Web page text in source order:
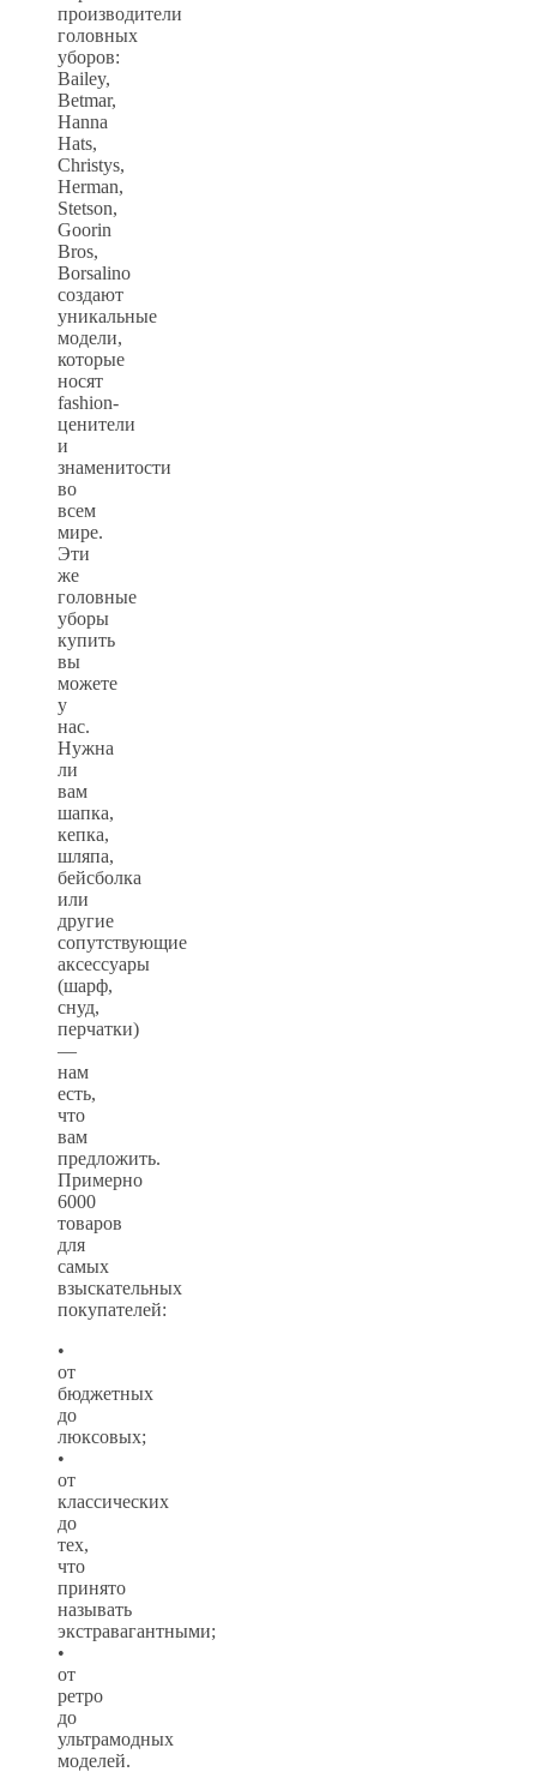
производители
головных
уборов:
Bailey,
Betmar,
Hanna
Hats,
Christys,
Herman,
Stetson,
Goorin
Bros,
Borsalino
создают
уникальные
модели,
которые
носят
fashion-
ценители
и
знаменитости
во
всем
мире.
Эти
же
головные
уборы
купить
вы
можете
у
нас.
Нужна
ли
вам
шапка,
кепка,
шляпа,
бейсболка
или
другие
сопутствующие
аксессуары
(шарф,
снуд,
перчатки)
—
нам
есть,
что
вам
предложить.
Примерно
6000
товаров
для
самых
взыскательных
покупателей:
•
от
бюджетных
до
люксовых;
•
от
классических
до
тех,
что
принято
называть
экстравагантными;
•
от
ретро
до
ультрамодных
моделей.